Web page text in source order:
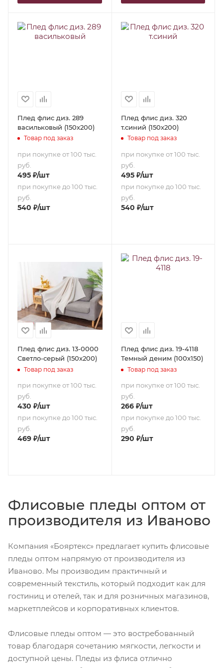
Плед флис диз. 289
васильковый (150х200)
Товар под заказ
при покупке от 100 тыс.
руб.
495 ₽/шт
при покупке до 100 тыс.
руб.
540 ₽/шт
Плед флис диз. 320
т.синий (150х200)
Товар под заказ
при покупке от 100 тыс.
руб.
495₽/шт
при покупке до 100 тыс.
руб.
540 ₽/шт
Плед флис диз. 13-0000
Светло-серый (150х200)
Товар под заказ
при покупке от 100 тыс.
руб.
430 ₽/шт
при покупке до 100 тыс.
руб.
469 ₽/шт
Плед флис диз. 19-4118
Темный деним (100х150)
Товар под заказ
при покупке от 100 тыс.
руб.
266₽/шт
при покупке до 100 тыс.
руб.
290 ₽/шт
Флисовые пледы оптом от
производителя из Иваново
Компания «Бояртекс» предлагает купить флисовые
пледы оптом напрямую от производителя из
Иваново. Мы производим практичный и
современный текстиль, который подходит как для
гостиниц и отелей, так и для розничных магазинов,
маркетплейсов и корпоративных клиентов.
Флисовые пледы оптом — это востребованный
товар благодаря сочетанию мягкости, легкости и
доступной цены. Пледы из флиса отлично